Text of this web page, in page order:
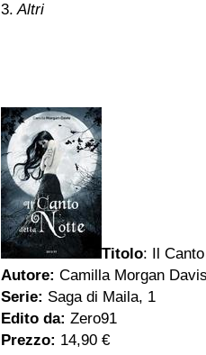
3. Altri
Titolo: Il
Autore: Camilla Morgan Davis
Serie: Saga di Maila, 1
Edito da: Zero91
Prezzo: 14,90 €